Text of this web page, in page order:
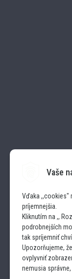
Vaše
Vďaka ,,cookies"
príjemnejšia.
Kliknutím na ,,
podrobnejších
tak spríjemniť
Upozorňujeme,
ovplyvniť
nemusia